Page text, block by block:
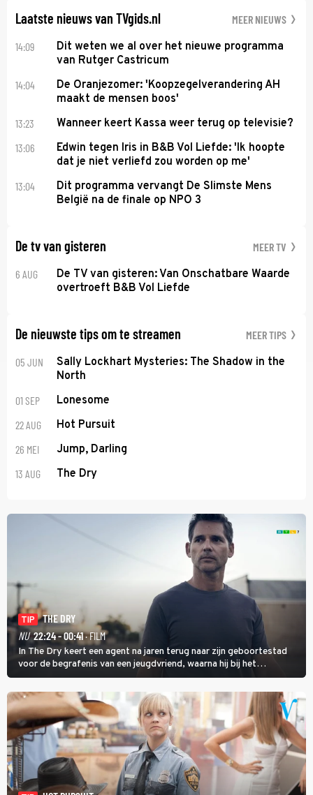
Laatste nieuws van TVgids.nl MEER NIEUWS
14:09
Dit weten we al over het nieuwe programma
van Rutger Castricum
14:04
De Oranjezomer: 'Koopzegelverandering AH
maakt de mensen boos'
13:23 Wanneer keert Kassa weer terug op televisie?
13:06
Edwin tegen Iris in B&B Vol Liefde: 'Ik hoopte
dat je niet verliefd zou worden op me'
13:04
Dit programma vervangt De Slimste Mens
België na de finale op NPO 3
De tv van gisteren MEER TV
6 AUG
De TV van gisteren: Van Onschatbare Waarde
overtroeft B&B Vol Liefde
De nieuwste tips om te streamen MEER TIPS
05 JUN
Sally Lockhart Mysteries: The Shadow in the
North
01 SEP Lonesome
22 AUG Hot Pursuit
26 MEI Jump, Darling
13 AUG The Dry
TIP
THE DRY
NU 22:24 - 00:41· FILM
In The Dry keert een agent na jaren terug naar zijn geboortestad
voor de begrafenis van een jeugdvriend, waarna hij bij het
onderzoeken van diens dood een verband begint te vermoeden
met een oude zaak.